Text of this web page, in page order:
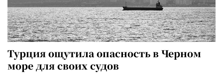
Турция ощутила опасность в Черном
море для своих судов